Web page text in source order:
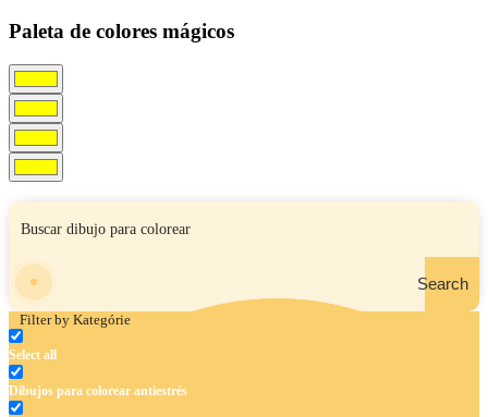
Paleta de colores mágicos
Search
Filter by Kategórie
Select all
Dibujos para colorear antiestrés